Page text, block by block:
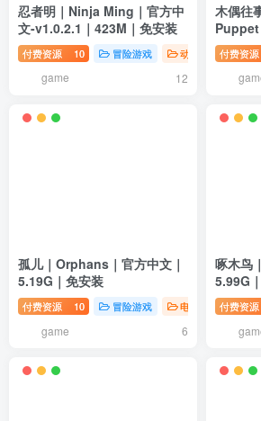
忍者明｜Ninja Ming｜官方中
文-v1.0.2.1｜423M｜免安装
付费资源 10 冒险游戏 动作游戏 电
game 12
木偶往
Puppet
免安装
付费资源
孤儿｜Orphans｜官方中文｜
5.19G｜免安装
付费资源 10 冒险游戏 电脑游戏
game 6
啄木鸟
5.99G
付费资源